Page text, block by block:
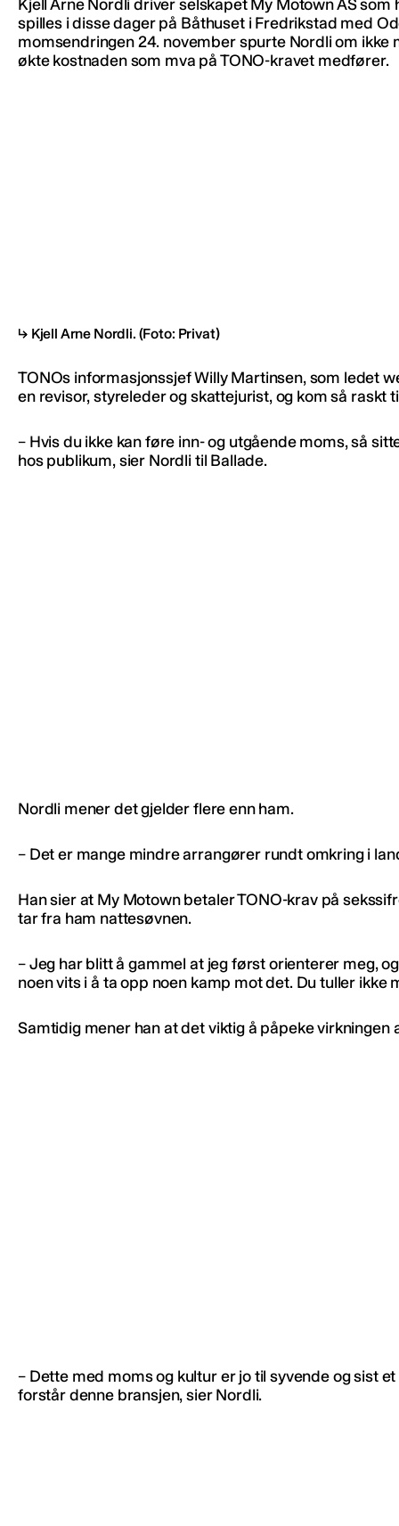
Kjell Arne Nordli driver selskapet My Motown AS
spilles i disse dager på Båthuset i Fredrikstad med
momsendringen 24. november spurte Nordli om
økte kostnaden som mva på TONO-kravet medfører.
Kjell Arne Nordli. (Foto: Privat)
TONOs informasjonssjef Willy Martinsen, som ledet
en revisor, styreleder og skattejurist, og kom så
– Hvis du ikke kan føre inn- og utgående moms, så
hos publikum, sier Nordli til Ballade.
Nordli mener det gjelder flere enn ham.
– Det er mange mindre arrangører rundt omkring i
Han sier at My Motown betaler TONO-krav på
tar fra ham nattesøvnen.
– Jeg har blitt å gammel at jeg først orienterer meg,
noen vits i å ta opp noen kamp mot det. Du tuller
Samtidig mener han at det viktig å påpeke
– Dette med moms og kultur er jo til syvende og sist
forstår denne bransjen, sier Nordli.